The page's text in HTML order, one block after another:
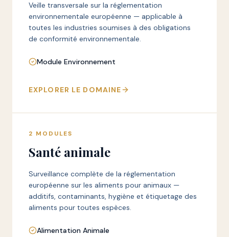
Veille transversale sur la réglementation
environnementale européenne — applicable à
toutes les industries soumises à des obligations
de conformité environnementale.
Module Environnement
EXPLORER LE DOMAINE
2 MODULES
Santé animale
Surveillance complète de la réglementation
européenne sur les aliments pour animaux —
additifs, contaminants, hygiène et étiquetage des
aliments pour toutes espèces.
Alimentation Animale